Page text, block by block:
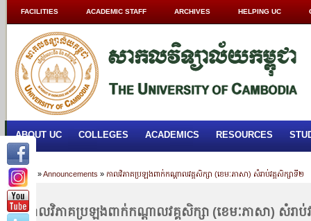
FACILITIES ACADEMIC STAFF ARCHIVES HELPING UC
ABOUT UC COLLEGES ACADEMICS RESOURCES
Home »Announcements » កាលវិភាគប្រឡងពាក់កណ្តាលវគ្គសិក្សា (ខេមៈភាសា) សំរាប់វគ្គសិក្សាទី២​
កាលវិភាគប្រឡងពាក់កណ្តាលវគ្គសិក្សា (ខេមៈភាសា) សំរាប់